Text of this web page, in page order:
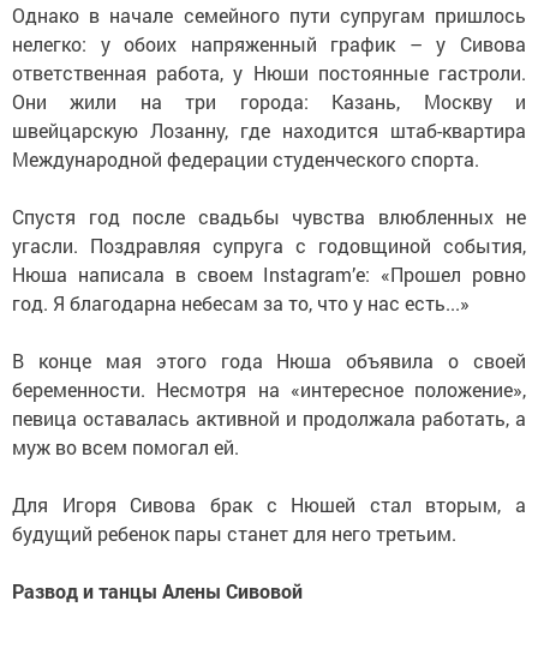
Однако в начале семейного пути супругам пришлось
нелегко: у обоих напряженный график – у Сивова
ответственная работа, у Нюши постоянные гастроли.
Они жили на три города: Казань, Москву и
швейцарскую Лозанну, где находится штаб-квартира
Международной федерации студенческого спорта.
Спустя год после свадьбы чувства влюбленных не
угасли. Поздравляя супруга с годовщиной события,
Нюша написала в своем Instagram’e: «Прошел ровно
год. Я благодарна небесам за то, что у нас есть...»
В конце мая этого года Нюша объявила о своей
беременности. Несмотря на «интересное положение»,
певица оставалась активной и продолжала работать, а
муж во всем помогал ей.
Для Игоря Сивова брак с Нюшей стал вторым, а
будущий ребенок пары станет для него третьим.
Развод и танцы Алены Сивовой